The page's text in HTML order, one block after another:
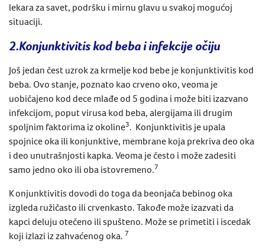
lekara za savet, podršku i mirnu glavu u svakoj mogućoj
situaciji.
2.Konjunktivitis kod beba i infekcije očiju
Još jedan čest uzrok za krmelje kod bebe je konjunktivitis kod
beba. Ovo stanje, poznato kao crveno oko, veoma je
uobičajeno kod dece mlađe od 5 godina i može biti izazvano
infekcijom, poput virusa kod beba, alergijama ili drugim
spoljnim faktorima iz okoline3. Konjunktivitis je upala
spojnice oka ili konjunktive, membrane koja prekriva deo oka
i deo unutrašnjosti kapka. Veoma je često i može zadesiti
samo jedno oko ili oba istovremeno.7
K onjunktivitis dovodi do toga da beonjača bebinog oka
izgleda ružičasto ili crvenkasto. Takođe može izazvati da
kapci deluju otečeno ili spušteno. Može se primetiti i iscedak
koji izlazi iz zahvaćenog oka. 7